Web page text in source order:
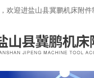
欢迎进盐山县冀鹏机床附件